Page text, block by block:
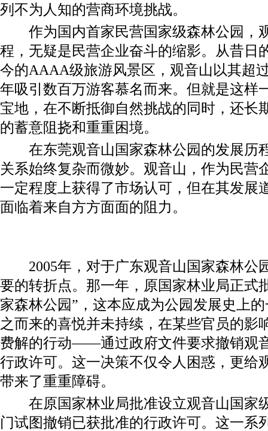
列不为人知的营商环境挑战。
作为国内首家民营国家级森林公园，
程，无疑是民营企业奋斗的缩影。从昔日
今的AAAA级旅游风景区，观音山以其超
年吸引数百万游客慕名而来。但就是这样
宝地，在不断抵御自然挑战的同时，还长
的蓄意阻挠和重重困境。
在东莞观音山国家森林公园的发展历
关系始终复杂而微妙。观音山，作为民营
一定程度上获得了市场认可，但在其发展
面临着来自方方面面的阻力。
2005年，对于广东观音山国家森林公
要的转折点。那一年，原国家林业局正式
家森林公园”，这本应成为公园发展史上
之而来的喜悦并未持续，在某些官员的影
费解的行动——通过政府文件要求撤销观
行政许可。这一决策不仅令人困惑，更给
带来了重重障碍。
在原国家林业局批准设立观音山国家
门试图撤销已获批准的行政许可。这一系